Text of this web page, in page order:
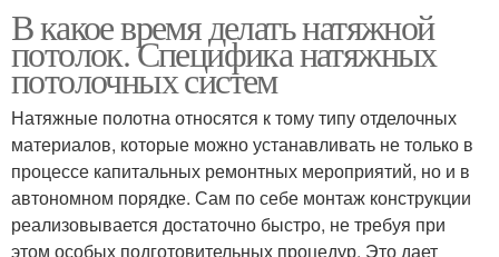
В какое время делать натяжной
потолок. Специфика натяжных
потолочных систем
Натяжные полотна относятся к тому типу отделочных
материалов, которые можно устанавливать не только в
процессе капитальных ремонтных мероприятий, но и в
автономном порядке. Сам по себе монтаж конструкции
реализовывается достаточно быстро, не требуя при
этом особых подготовительных процедур. Это дает